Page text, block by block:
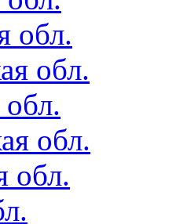
обл.
обл.
обл.
обл.